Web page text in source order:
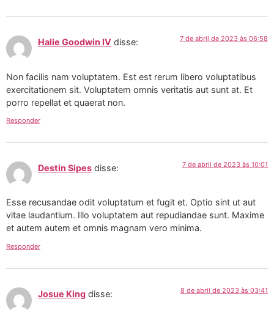
Halie Goodwin IV disse: 7 de abril de 2023 às 06:58
Non facilis nam voluptatem. Est est rerum libero voluptatibus
exercitationem sit. Voluptatem omnis veritatis aut sunt at. Et
porro repellat et quaerat non.
Responder
Destin Sipes disse: 7 de abril de 2023 às 10:01
Esse recusandae odit voluptatum et fugit et. Optio sint ut aut
vitae laudantium. Illo voluptatem aut repudiandae sunt. Maxime
et autem autem et omnis magnam vero minima.
Responder
Josue King disse: 8 de abril de 2023 às 03:41